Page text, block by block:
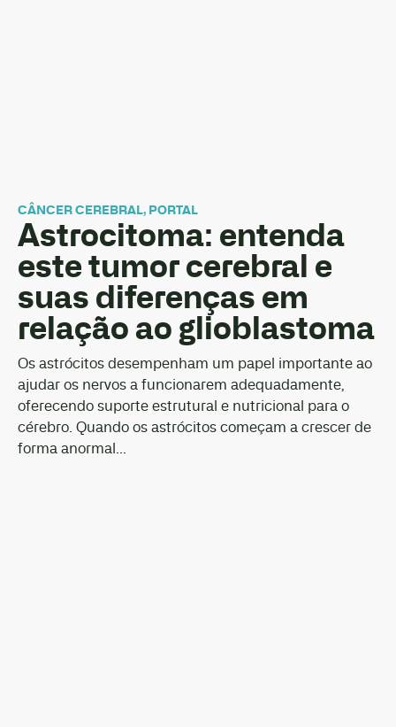
CÂNCER CEREBRAL, PORTAL
Astrocitoma: entenda
este tumor cerebral e
suas diferenças em
relação ao glioblastoma
Os astrócitos desempenham um papel importante ao
ajudar os nervos a funcionarem adequadamente,
oferecendo suporte estrutural e nutricional para o
cérebro. Quando os astrócitos começam a crescer de
forma anormal...